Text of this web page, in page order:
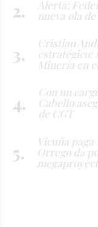
Alerta:
nueva ola
Cristian
estratégico:
Minería en
Con un
Cabello
de CGT
Vicuña
Orrego da